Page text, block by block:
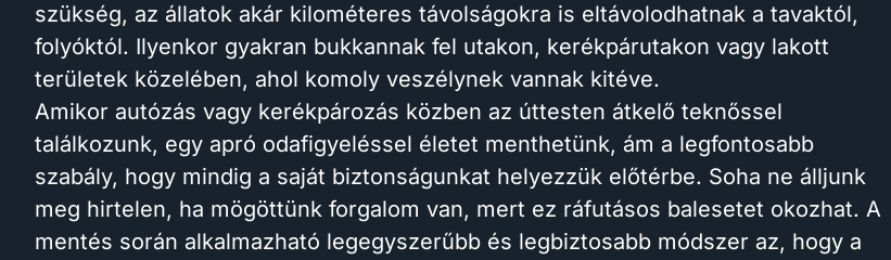
szükség, az állatok akár kilométeres távolságokra is eltávolodhatnak a tavaktól,
folyóktól. Ilyenkor gyakran bukkannak fel utakon, kerékpárutakon vagy lakott
területek közelében, ahol komoly veszélynek vannak kitéve.
Amikor autózás vagy kerékpározás közben az úttesten átkelő teknőssel
találkozunk, egy apró odafigyeléssel életet menthetünk, ám a legfontosabb
szabály, hogy mindig a saját biztonságunkat helyezzük előtérbe. Soha ne álljunk
meg hirtelen, ha mögöttünk forgalom van, mert ez ráfutásos balesetet okozhat. A
mentés során alkalmazható legegyszerűbb és legbiztosabb módszer az, hogy a